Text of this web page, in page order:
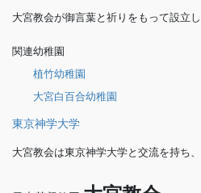
大宮教会が御言葉と祈りをもって設立し
関連幼稚園
植竹幼稚園
大宮白百合幼稚園
東京神学大学
大宮教会は東京神学大学と交流を持ち